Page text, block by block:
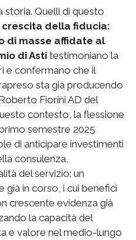
storia. Quelli di questo
crescita della fiducia:
di masse affidate al
di Asti testimoniano la
e confermano che il
sta già producendo
Fiorini AD del
contesto, la flessione
semestre 2025
di anticipare investimenti
consulenza,
del servizio: un
in corso, i cui benefici
crescente evidenza già
la capacità del
e valore nel medio-lungo